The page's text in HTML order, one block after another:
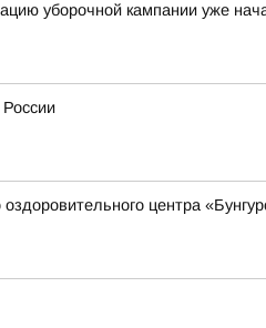
уборочной кампании уже
центра